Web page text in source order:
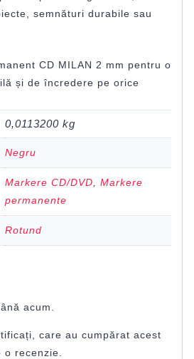
semnături durabile sau
CD MILAN 2 mm pentru o
și de încredere pe orice
0,0113200 kg
Negru
Markere CD/DVD, Markere
permanente
Rotund
acum.
care au cumpărat acest
recenzie.